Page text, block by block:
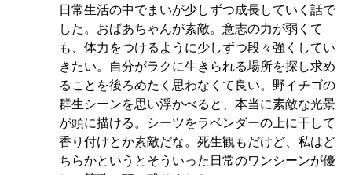
日常生活の中でまいが少しずつ成長していく話で
した。おばあちゃんが素敵。意志の力が弱くて
も、体力をつけるように少しずつ段々強くしてい
きたい。自分がラクに生きられる場所を探し求め
ることを後ろめたく思わなくて良い。野イチゴの
群生シーンを思い浮かべると、本当に素敵な光景
が頭に描ける。シーツをラベンダーの上に干して
香り付けとか素敵だな。死生観もだけど、私はど
ちらかというとそういった日常のワンシーンが優